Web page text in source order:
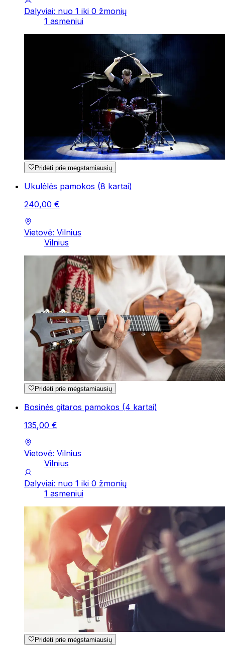
Dalyviai: nuo 1 iki 0 žmonių
1 asmeniui
Pridėti prie mėgstamiausių
Ukulėlės pamokos (8 kartai)
240,00 €
Vietovė: Vilnius
Vilnius
Pridėti prie mėgstamiausių
Bosinės gitaros pamokos (4 kartai)
135,00 €
Vietovė: Vilnius
Vilnius
Dalyviai: nuo 1 iki 0 žmonių
1 asmeniui
Pridėti prie mėgstamiausių